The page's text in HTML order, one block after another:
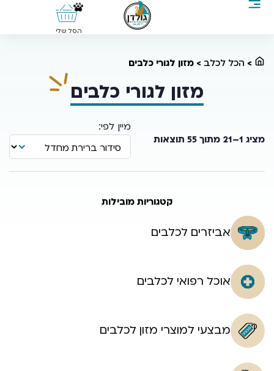
0
הסל שלי
> הכל לכלב > מזון לגורי כלבים
מזון לגורי כלבים
מציג 1–21 מתוך 55 תוצאות
קטגוריות מובילות
אביזרים לכלבים
אוכל רפואי לכלבים
מבצעי למוצרי מזון לכלבים